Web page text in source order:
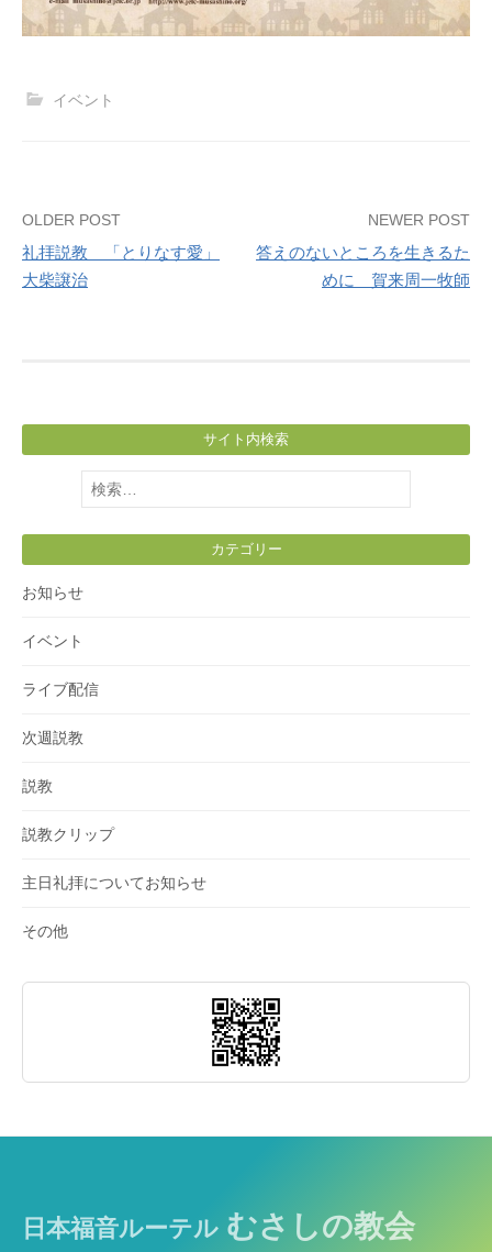
イベント
Post
navigation
OLDER POST
礼拝説教 「とりなす愛」
大柴譲治
NEWER POST
答えのないところを生きるた
めに 賀来周一牧師
サイト内検索
検
索:
カテゴリー
お知らせ
イベント
ライブ配信
次週説教
説教
説教クリップ
主日礼拝についてお知らせ
その他
日本福音ルーテル むさしの教会